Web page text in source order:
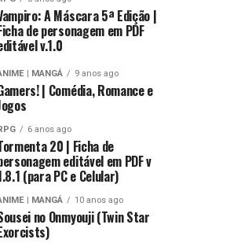
A Máscara 5ª Edição |
de personagem em PDF
v.1.0
| MANGÁ 9 anos ago
| Comédia, Romance e
6 anos ago
20 | Ficha de
editável em PDF v
(para PC e Celular)
| MANGÁ 10 anos ago
no Onmyouji (Twin Star